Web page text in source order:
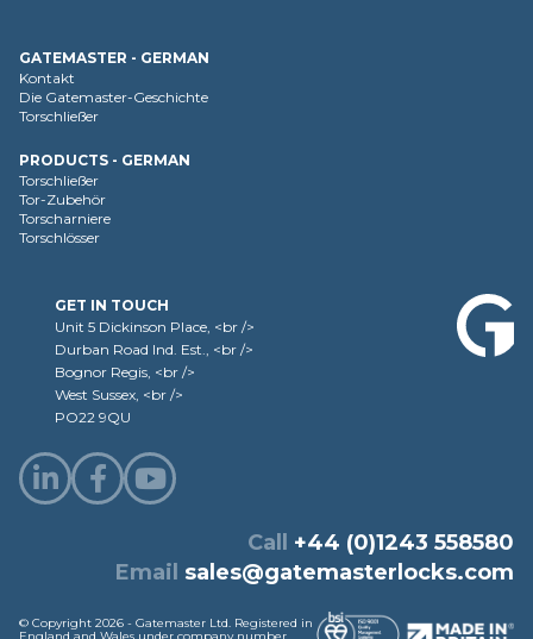
GATEMASTER - GERMAN
Kontakt
Die Gatemaster-Geschichte
Torschließer
PRODUCTS - GERMAN
Torschließer
Tor-Zubehör
Torscharniere
Torschlösser
GET IN TOUCH
Unit 5 Dickinson Place, <br />
Durban Road Ind. Est., <br />
Bognor Regis, <br />
West Sussex, <br />
PO22 9QU
Call +44 (0)1243 558580
Email sales@gatemasterlocks.com
© Copyright 2026 - Gatemaster Ltd. Registered in